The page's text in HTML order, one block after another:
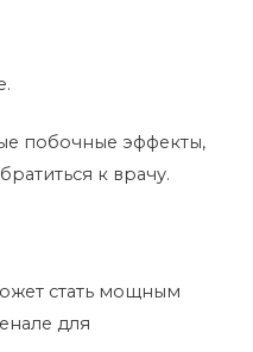
побочные эффекты,
к врачу.
стать мощным
для